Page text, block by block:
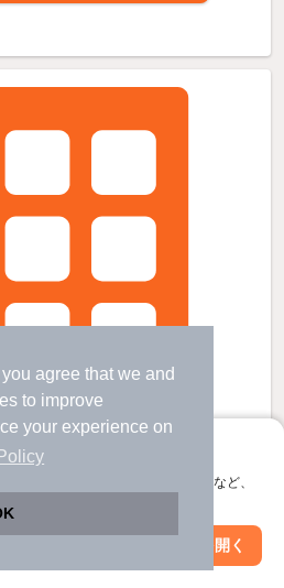
agree that we and
to improve
your experience on
サクサクお部屋探し
る。マップ検索やお気に入り保存など、
アプリを開く
絞り込み条件を変更